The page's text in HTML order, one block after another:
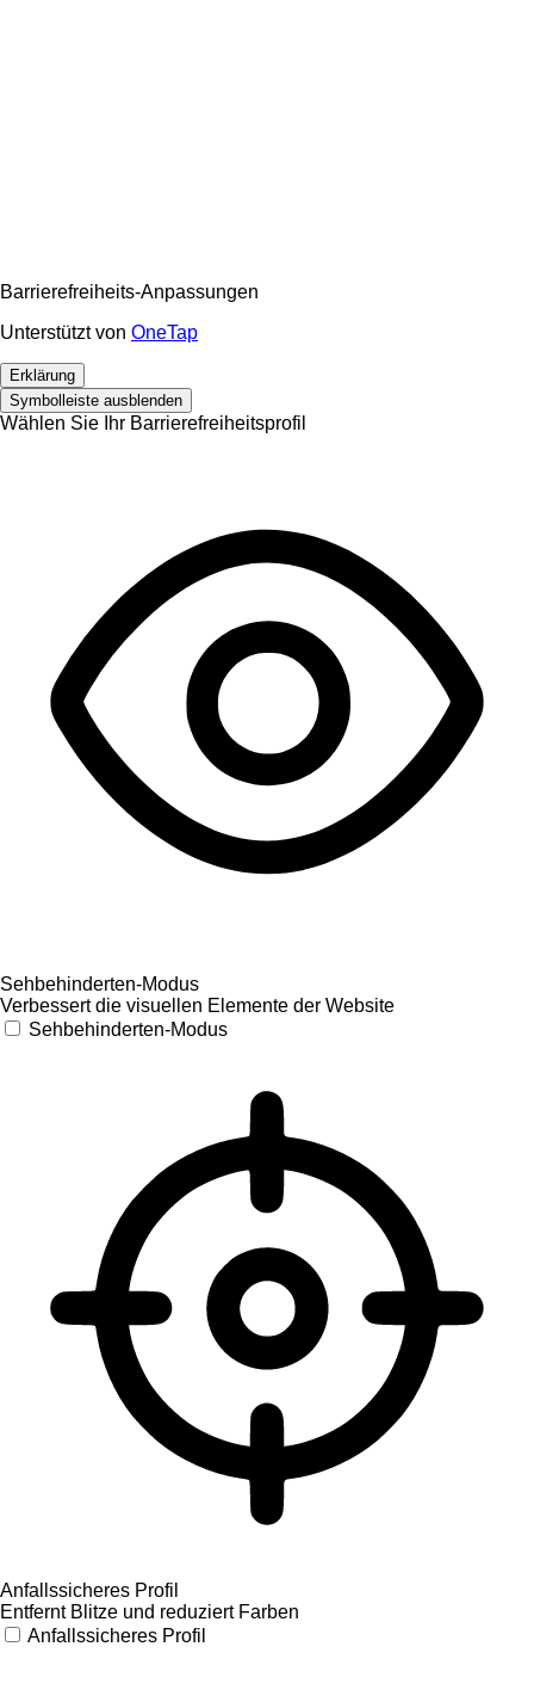
Barrierefreiheits-Anpassungen
Unterstützt von OneTap
Erklärung
Symbolleiste ausblenden
Wählen Sie Ihr Barrierefreiheitsprofil
Sehbehinderten-Modus
Verbessert die visuellen Elemente der Website
Sehbehinderten-Modus
Anfallssicheres Profil
Entfernt Blitze und reduziert Farben
Anfallssicheres Profil